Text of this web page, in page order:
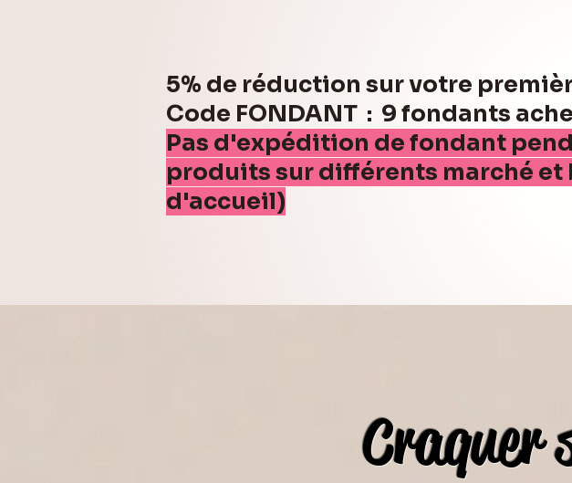
5% de réduction sur votre
Code FONDANT : 9 fondants
Pas d'expédition de fondant
produits sur différents marché
d'accueil)
Craquer